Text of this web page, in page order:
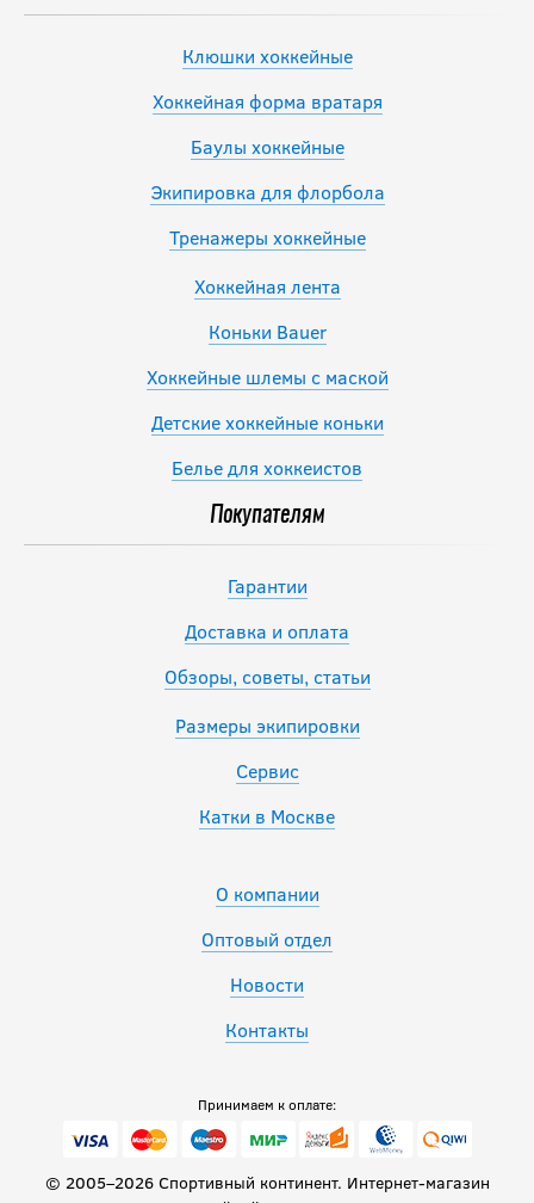
Клюшки хоккейные
Хоккейная форма вратаря
Баулы хоккейные
Экипировка для флорбола
Тренажеры хоккейные
Хоккейная лента
Коньки Bauer
Хоккейные шлемы с маской
Детские хоккейные коньки
Белье для хоккеистов
Покупателям
Гарантии
Доставка и оплата
Обзоры, советы, статьи
Размеры экипировки
Сервис
Катки в Москве
О компании
Оптовый отдел
Новости
Контакты
Принимаем к оплате:
© 2005–2026 Спортивный континент. Интернет-магазин